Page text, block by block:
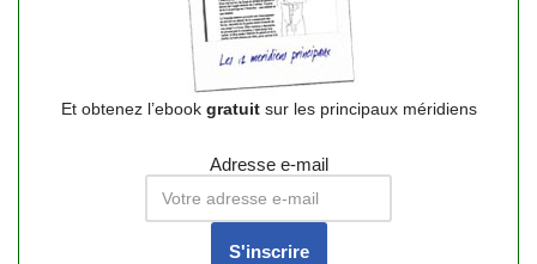
Et obtenez l’ebook gratuitsur les principaux méridiens
Adresse e-mail